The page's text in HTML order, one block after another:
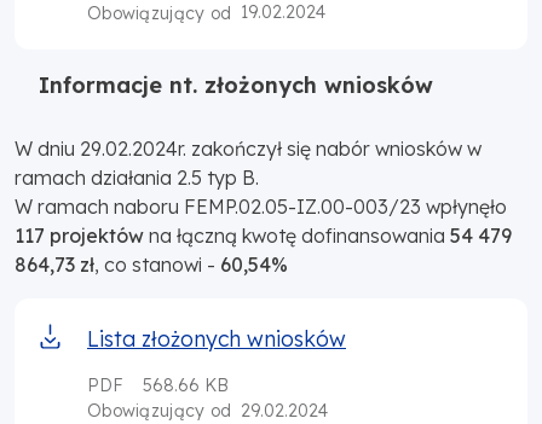
Obowiązujący od 19.02.2024
Informacje nt. złożonych wniosków
W dniu 29.02.2024r. zakończył się nabór wniosków w
ramach działania 2.5 typ B.
W ramach naboru FEMP.02.05-IZ.00-003/23 wpłynęło
117 projektów na łączną kwotę dofinansowania 54 479
864,73 zł, co stanowi - 60,54%
Lista złożonych wniosków
PDF
568.66 KB
Obowiązujący od
29.02.2024